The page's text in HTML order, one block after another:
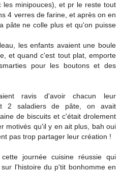
les minipouces), et pr le reste tout
4 verres de farine, et après on en
pâte ne colle plus et qu'on puisse
les enfants avaient une boule
et quand c'est tout plat, emporte
pour les boutons et des
ravis d'avoir chacun leur
2 saladiers de pâte, on avait
de biscuits et c'était drolement
motivés qu'il y en ait plus, bah oui
pas trop partager leur création !
journée cuisine réussie qui
l'histoire du p'tit bonhomme en